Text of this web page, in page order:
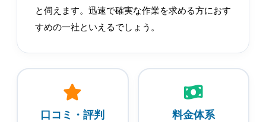
と伺えます。迅速で確実な作業を求める方におす
すめの一社といえるでしょう。
口コミ・評判 料金体系